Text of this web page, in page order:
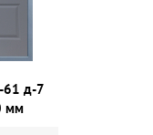
61 д-7
мм